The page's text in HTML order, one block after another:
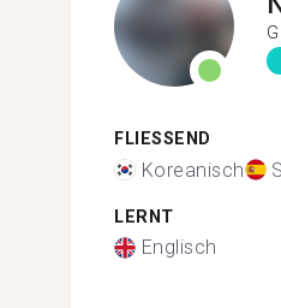
FLIESSEND
Koreanisch
LERNT
Englisch